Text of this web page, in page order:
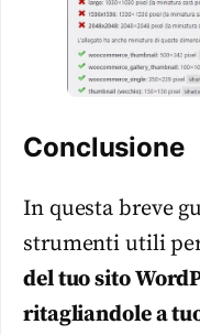
Conclusione
In questa breve
strumenti utili
del tuo sito
ritagliandole a